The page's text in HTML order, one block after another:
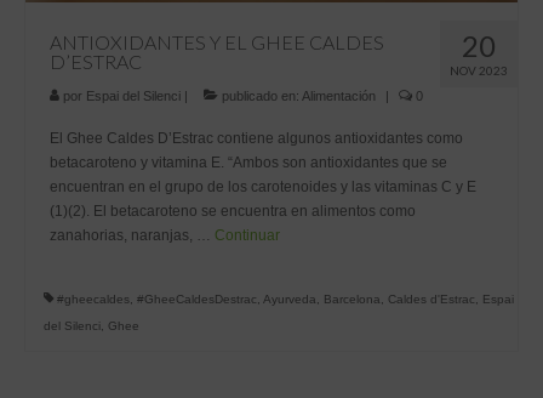
20
NOV 2023
ANTIOXIDANTES Y EL GHEE CALDES
D’ESTRAC
por Espai del Silenci | publicado en: Alimentación | 0
El Ghee Caldes D’Estrac contiene algunos antioxidantes como
betacaroteno y vitamina E. “Ambos son antioxidantes que se
encuentran en el grupo de los carotenoides y las vitaminas C y E
(1)(2). El betacaroteno se encuentra en alimentos como
zanahorias, naranjas, … Continuar
#gheecaldes #GheeCaldesDestrac Ayurveda Barcelona Caldes d'Estrac
Espai
del Silenci
Ghee